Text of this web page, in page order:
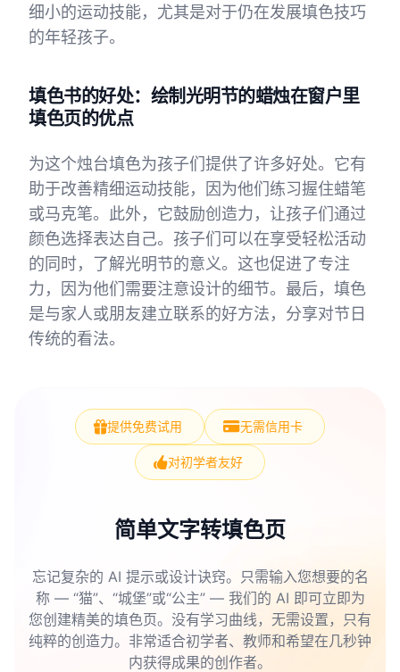
细小的运动技能，尤其是对于仍在发展填色技巧
的年轻孩子。
填色书的好处：绘制光明节的蜡烛在窗户里
填色页的优点
为这个烛台填色为孩子们提供了许多好处。它有
助于改善精细运动技能，因为他们练习握住蜡笔
或马克笔。此外，它鼓励创造力，让孩子们通过
颜色选择表达自己。孩子们可以在享受轻松活动
的同时，了解光明节的意义。这也促进了专注
力，因为他们需要注意设计的细节。最后，填色
是与家人或朋友建立联系的好方法，分享对节日
传统的看法。
提供免费试用 无需信用卡
对初学者友好
简单文字转填色页
忘记复杂的 AI 提示或设计诀窍。只需输入您想要的名
称 — “猫”、“城堡”或“公主” — 我们的 AI 即可立即为
您创建精美的填色页。没有学习曲线，无需设置，只有
纯粹的创造力。非常适合初学者、教师和希望在几秒钟
内获得成果的创作者。